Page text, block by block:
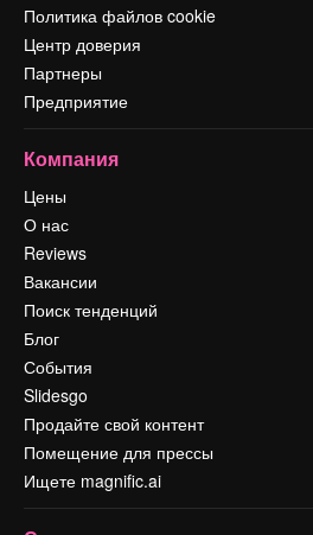
Политика файлов cookie
Центр доверия
Партнеры
Предприятие
Компания
Цены
О нас
Reviews
Вакансии
Поиск тенденций
Блог
События
Slidesgo
Продайте свой контент
Помещение для прессы
Ищете magnific.ai